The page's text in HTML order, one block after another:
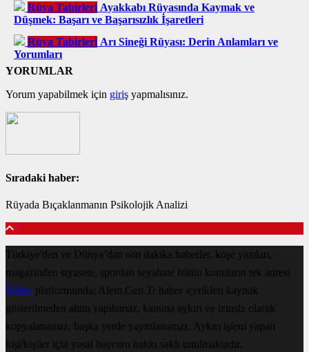
Rüya Tabirleri Ayakkabı Rüyasında Kaymak ve
Düşmek: Başarı ve Başarısızlık İşaretleri
Rüya Tabirleri Arı Sineği Rüyası: Derin Anlamları ve
Yorumları
YORUMLAR
Yorum yapabilmek için giriş yapmalısınız.
Sıradaki haber:
Rüyada Bıçaklanmanın Psikolojik Analizi
Türkiye'den ve Dünya’dan son dakika haberler, köşe yazıları,
magazinden siyasete, spordan seyahate bütün konuların tek adresi
Haberplatformunda; Alem.Gen.Tr haber içerikleri kaynak
gösterilmeden alıntı yapılamaz, kanuna aykırı ve izinsiz olarak
kopyalanamaz, başka yerde yayınlanamaz. Aykırı işlem yapan
kişi/kişiler için yasal başvuru hakkı saklı tutulmaktadır.